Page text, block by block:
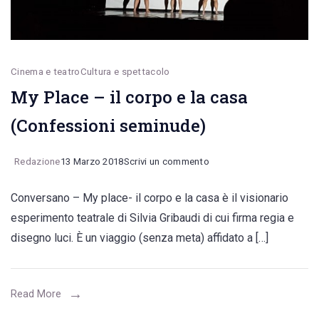
Cinema e teatroCultura e spettacolo
My Place – il corpo e la casa
(Confessioni seminude)
Redazione13 Marzo 2018Scrivi un commento
Place
–
corpo
Conversano – My place- il corpo e la casa è il visionario
esperimento teatrale di Silvia Gribaudi di cui firma regia e
disegno luci. È un viaggio (senza meta) affidato a […]
Read More